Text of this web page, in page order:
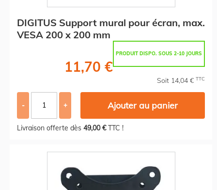
DIGITUS Support mural pour écran, max.
VESA 200 x 200 mm
PRODUIT DISPO. SOUS 2-10 JOURS
11,70 €
Soit 14,04 € TTC
- + Ajouter au panier
Livraison offerte dès 49,00 €TTC !